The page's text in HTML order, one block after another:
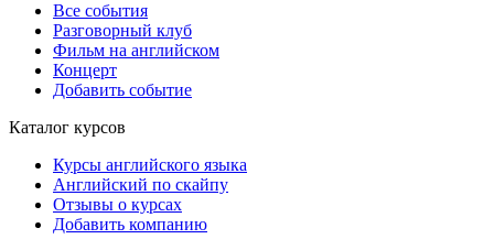
Все события
Разговорный клуб
Фильм на английском
Концерт
Добавить событие
Каталог курсов
Курсы английского языка
Английский по скайпу
Отзывы о курсах
Добавить компанию